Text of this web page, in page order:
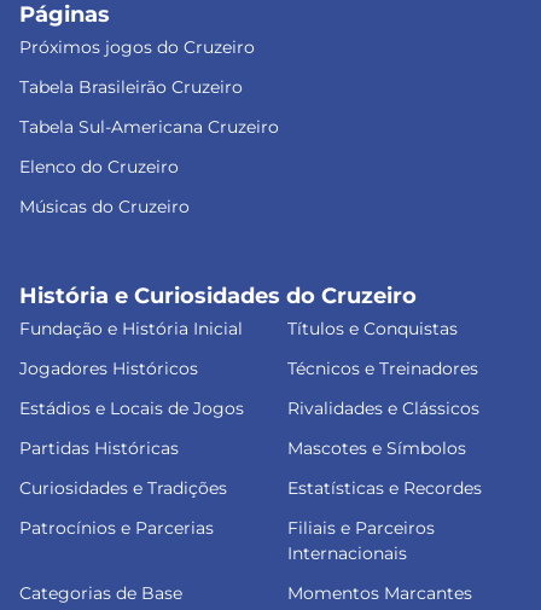
Páginas
Próximos jogos do Cruzeiro
Tabela Brasileirão Cruzeiro
Tabela Sul-Americana Cruzeiro
Elenco do Cruzeiro
Músicas do Cruzeiro
História e Curiosidades do Cruzeiro
Fundação e História Inicial
Títulos e Conquistas
Jogadores Históricos
Técnicos e Treinadores
Estádios e Locais de Jogos
Rivalidades e Clássicos
Partidas Históricas
Mascotes e Símbolos
Curiosidades e Tradições
Estatísticas e Recordes
Patrocínios e Parcerias
Filiais e Parceiros
Internacionais
Categorias de Base
Momentos Marcantes